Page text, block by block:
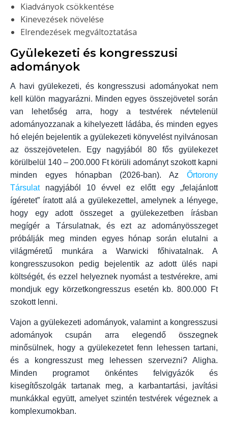
Kiadványok csökkentése
Kinevezések növelése
Elrendezések megváltoztatása
Gyülekezeti és kongresszusi
adományok
A havi gyülekezeti, és kongresszusi adományokat nem
kell külön magyarázni. Minden egyes összejövetel során
van lehetőség arra, hogy a testvérek névtelenül
adományozzanak a kihelyezett ládába, és minden egyes
hó elején bejelentik a gyülekezeti könyvelést nyilvánosan
az összejövetelen. Egy nagyjából 80 fős gyülekezet
körülbelül 140 – 200.000 Ft körüli adományt szokott kapni
minden egyes hónapban (2026-ban). Az Őrtorony
Társulatnagyjából 10 évvel ez előtt egy „felajánlott
ígéretet” íratott alá a gyülekezettel, amelynek a lényege,
hogy egy adott összeget a gyülekezetben írásban
megígér a Társulatnak, és ezt az adományösszeget
próbálják meg minden egyes hónap során elutalni a
világméretű munkára a Warwicki főhivatalnak. A
kongresszusokon pedig bejelentik az adott ülés napi
költségét, és ezzel helyeznek nyomást a testvérekre, ami
mondjuk egy körzetkongresszus esetén kb. 800.000 Ft
szokott lenni.
Vajon a gyülekezeti adományok, valamint a kongresszusi
adományok csupán arra elegendő összegnek
minősülnek, hogy a gyülekezetet fenn lehessen tartani,
és a kongresszust meg lehessen szervezni? Aligha.
Minden programot önkéntes felvigyázók és
kisegítőszolgák tartanak meg, a karbantartási, javítási
munkákkal együtt, amelyet szintén testvérek végeznek a
komplexumokban.